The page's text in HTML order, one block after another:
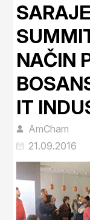
NAČIN
IT
AmCham
21.09.2016